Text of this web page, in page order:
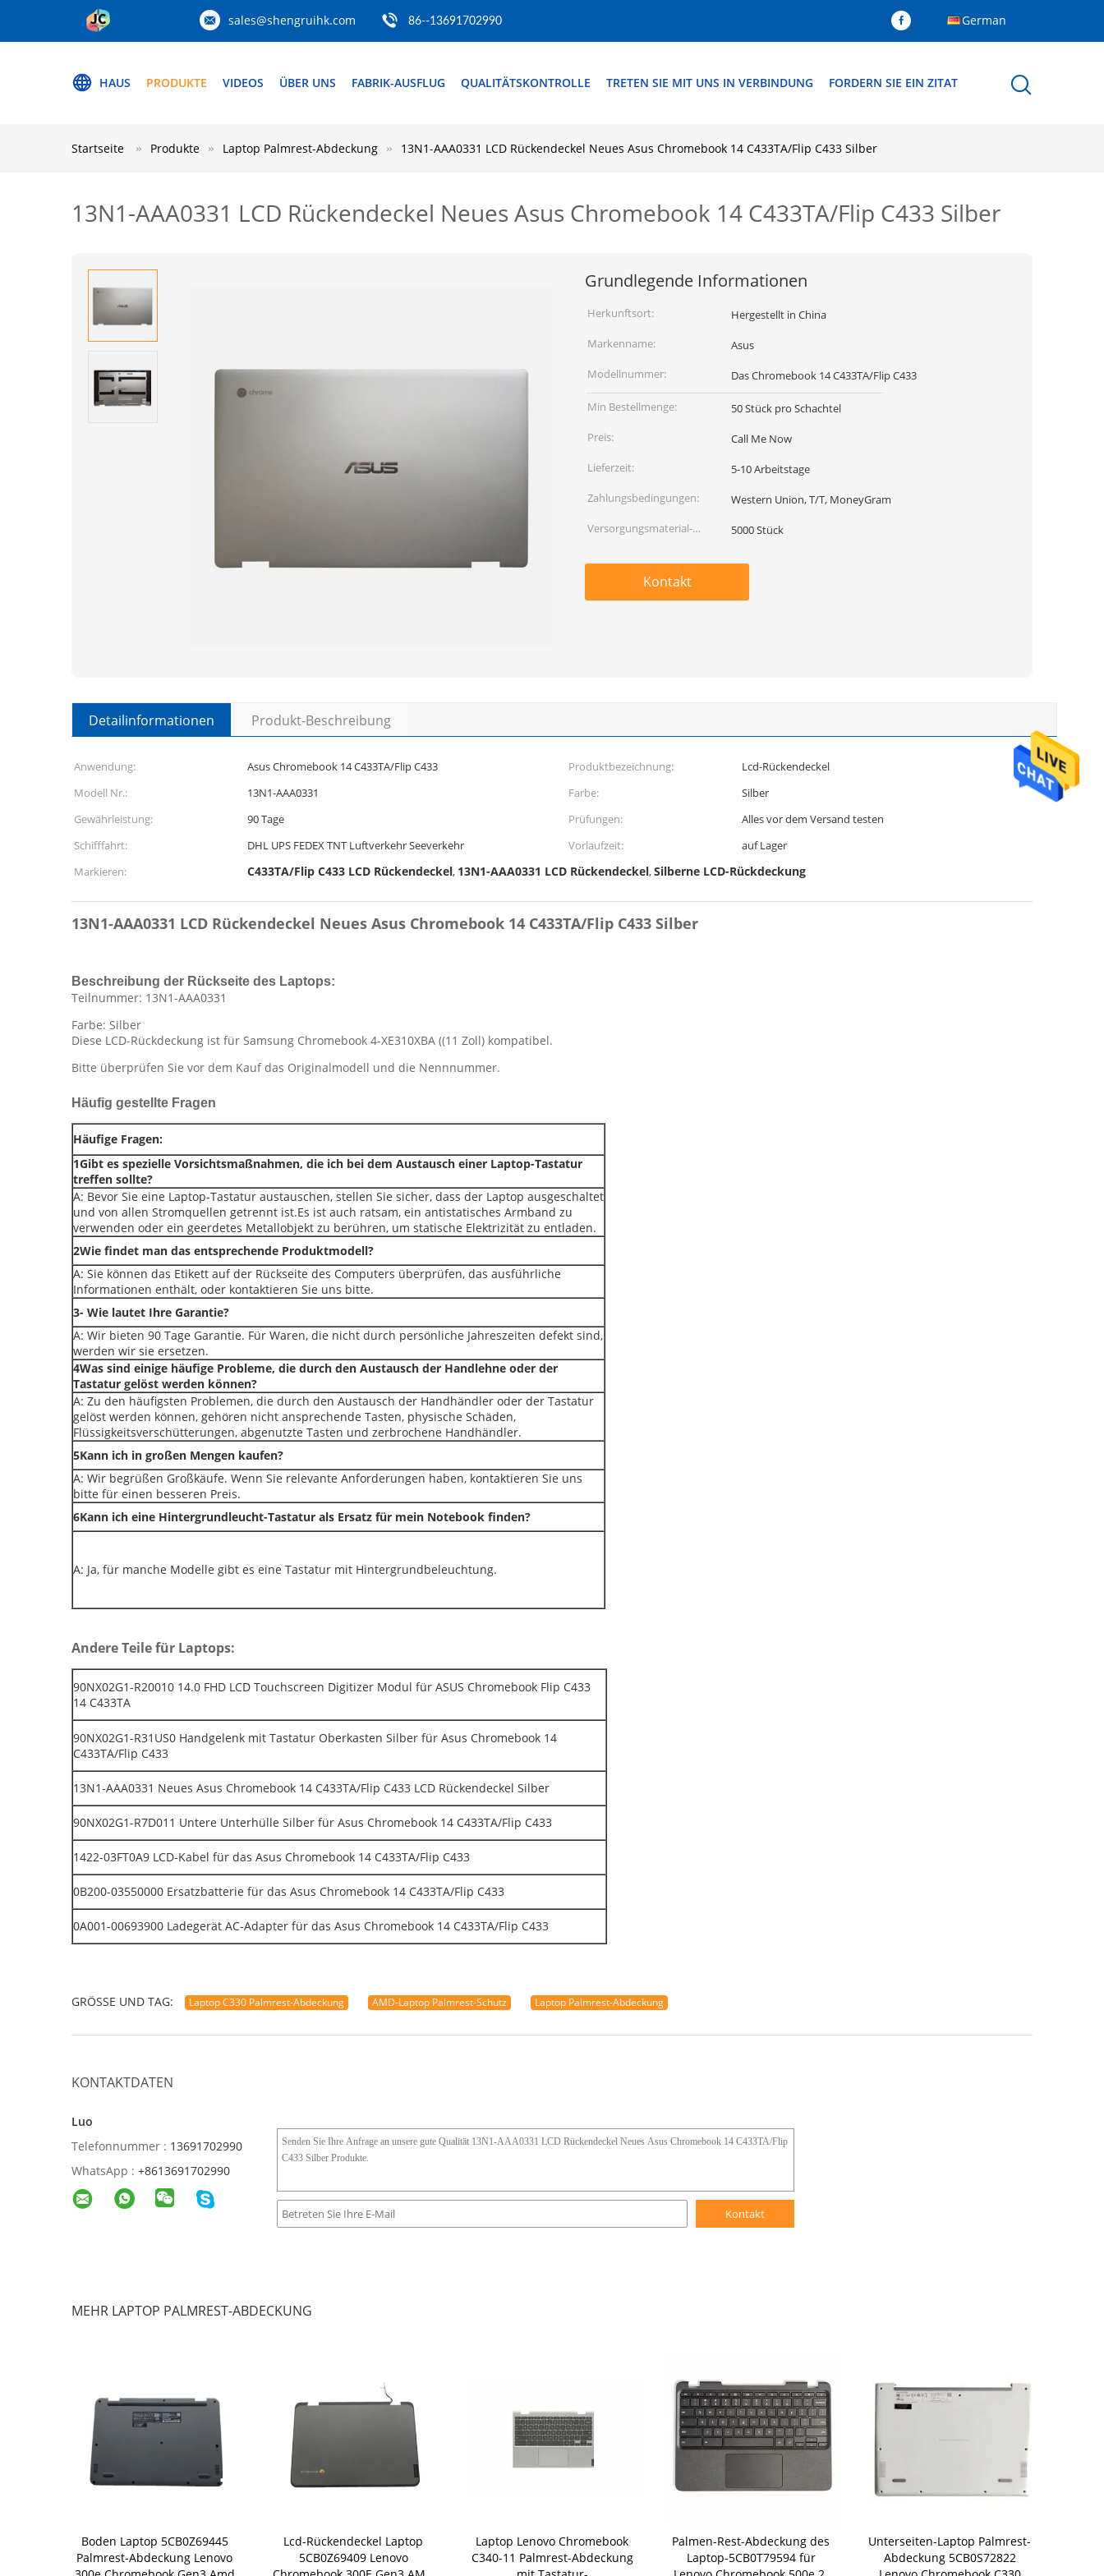
sales@shengruihk.com 86--13691702990 German
HAUS PRODUKTE VIDEOS ÜBER UNS FABRIK-AUSFLUG QUALITÄTSKONTROLLE TRETEN SIE MIT UNS IN VERBINDUNG FORDERN SIE EIN ZITAT
Startseite Produkte Laptop Palmrest-Abdeckung 13N1-AAA0331 LCD Rückendeckel Neues Asus Chromebook 14 C433TA/Flip C433 Silber
13N1-AAA0331 LCD Rückendeckel Neues Asus Chromebook 14 C433TA/Flip C433 Silber
Grundlegende Informationen
Herkunftsort:
Hergestellt in China
Markenname:
Asus
Modellnummer:
Das Chromebook 14 C433TA/Flip C433
Min Bestellmenge:
50 Stück pro Schachtel
Preis:
Call Me Now
Lieferzeit:
5-10 Arbeitstage
Zahlungsbedingungen:
Western Union, T/T, MoneyGram
Versorgungsmaterial-
5000 Stück
Kontakt
Detailinformationen Produkt-Beschreibung
Anwendung: Asus Chromebook 14 C433TA/Flip C433 Produktbezeichnung:
Lcd-Rückendeckel
Modell Nr.:
13N1-AAA0331 Farbe:
Silber
Gewährleistung:
90 Tage Prüfungen:
Alles vor dem Versand testen
Schifffahrt:
DHL UPS FEDEX TNT Luftverkehr Seeverkehr Vorlaufzeit:
auf Lager
Markieren:
C433TA/Flip C433 LCD Rückendeckel, 13N1-AAA0331 LCD Rückendeckel,Silberne LCD-Rückdeckung
13N1-AAA0331 LCD Rückendeckel Neues Asus Chromebook 14 C433TA/Flip C433 Silber
Beschreibung der Rückseite des Laptops:
Teilnummer: 13N1-AAA0331
Farbe: Silber
Diese LCD-Rückdeckung ist für Samsung Chromebook 4-XE310XBA ((11 Zoll) kompatibel.
Bitte überprüfen Sie vor dem Kauf das Originalmodell und die Nennnummer.
Häufig gestellte Fragen
Häufige Fragen:
1Gibt es spezielle Vorsichtsmaßnahmen, die ich bei dem Austausch einer Laptop-Tastatur
treffen sollte?
A: Bevor Sie eine Laptop-Tastatur austauschen, stellen Sie sicher, dass der Laptop ausgeschaltet
und von allen Stromquellen getrennt ist.Es ist auch ratsam, ein antistatisches Armband zu
verwenden oder ein geerdetes Metallobjekt zu berühren, um statische Elektrizität zu entladen.
2Wie findet man das entsprechende Produktmodell?
A: Sie können das Etikett auf der Rückseite des Computers überprüfen, das ausführliche
Informationen enthält, oder kontaktieren Sie uns bitte.
3- Wie lautet Ihre Garantie?
A: Wir bieten 90 Tage Garantie. Für Waren, die nicht durch persönliche Jahreszeiten defekt sind,
werden wir sie ersetzen.
4Was sind einige häufige Probleme, die durch den Austausch der Handlehne oder der
Tastatur gelöst werden können?
A: Zu den häufigsten Problemen, die durch den Austausch der Handhändler oder der Tastatur
gelöst werden können, gehören nicht ansprechende Tasten, physische Schäden,
Flüssigkeitsverschütterungen, abgenutzte Tasten und zerbrochene Handhändler.
5Kann ich in großen Mengen kaufen?
A: Wir begrüßen Großkäufe. Wenn Sie relevante Anforderungen haben, kontaktieren Sie uns
bitte für einen besseren Preis.
6Kann ich eine Hintergrundleucht-Tastatur als Ersatz für mein Notebook finden?
A: Ja, für manche Modelle gibt es eine Tastatur mit Hintergrundbeleuchtung.
Andere Teile für Laptops:
90NX02G1-R20010 14.0 FHD LCD Touchscreen Digitizer Modul für ASUS Chromebook Flip C433
14 C433TA
90NX02G1-R31US0 Handgelenk mit Tastatur Oberkasten Silber für Asus Chromebook 14
C433TA/Flip C433
13N1-AAA0331 Neues Asus Chromebook 14 C433TA/Flip C433 LCD Rückendeckel Silber
90NX02G1-R7D011 Untere Unterhülle Silber für Asus Chromebook 14 C433TA/Flip C433
1422-03FT0A9 LCD-Kabel für das Asus Chromebook 14 C433TA/Flip C433
0B200-03550000 Ersatzbatterie für das Asus Chromebook 14 C433TA/Flip C433
0A001-00693900 Ladegerät AC-Adapter für das Asus Chromebook 14 C433TA/Flip C433
GRÖSSE UND TAG: Laptop C330 Palmrest-Abdeckung AMD-Laptop Palmrest-Schutz Laptop Palmrest-Abdeckung
KONTAKTDATEN
Luo
Telefonnummer : 13691702990
WhatsApp : +8613691702990
Kontakt
MEHR LAPTOP PALMREST-ABDECKUNG
Boden Laptop 5CB0Z69445
Palmrest-Abdeckung Lenovo
Lcd-Rückendeckel Laptop
5CB0Z69409 Lenovo
Laptop Lenovo Chromebook
C340-11 Palmrest-Abdeckung
Palmen-Rest-Abdeckung des
Laptop-5CB0T79594 für
Unterseiten-Laptop Palmrest-
Abdeckung 5CB0S72822